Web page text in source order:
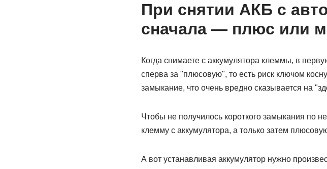
При снятии АКБ с
сначала — плюс или
Когда снимаете с аккумулятора клеммы, в
сперва за "плюсовую", то есть риск ключом
замыкание, что очень вредно сказывается на
Чтобы не получилось короткого замыкания по
клемму с аккумулятора, а только затем
А вот устанавливая аккумулятор нужно